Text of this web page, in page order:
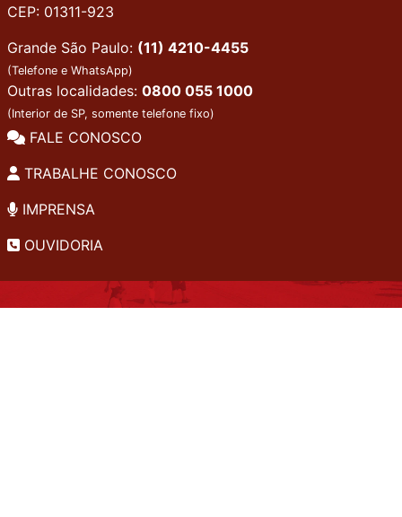
CEP: 01311-923
Grande São Paulo: (11) 4210-4455
(Telefone e WhatsApp)
Outras localidades: 0800 055 1000
(Interior de SP, somente telefone fixo)
FALE CONOSCO
TRABALHE CONOSCO
IMPRENSA
OUVIDORIA